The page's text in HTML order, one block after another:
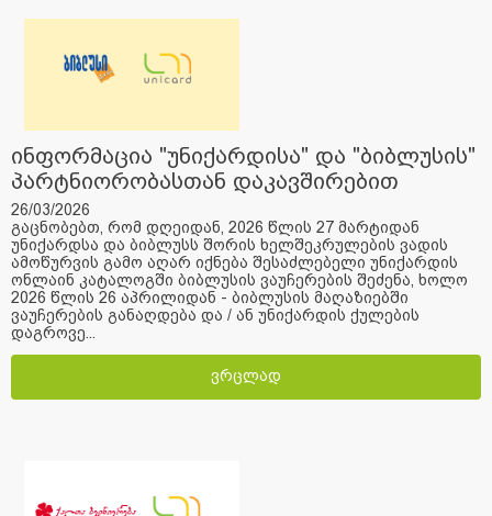
ინფორმაცია "უნიქარდისა" და "ბიბლუსის"
პარტნიორობასთან დაკავშირებით
26/03/2026
გაცნობებთ, რომ დღეიდან, 2026 წლის 27 მარტიდან
უნიქარდსა და ბიბლუსს შორის ხელშეკრულების ვადის
ამოწურვის გამო აღარ იქნება შესაძლებელი უნიქარდის
ონლაინ კატალოგში ბიბლუსის ვაუჩერების შეძენა, ხოლო
2026 წლის 26 აპრილიდან - ბიბლუსის მაღაზიებში
ვაუჩერების განაღდება და / ან უნიქარდის ქულების
დაგროვე...
ვრცლად